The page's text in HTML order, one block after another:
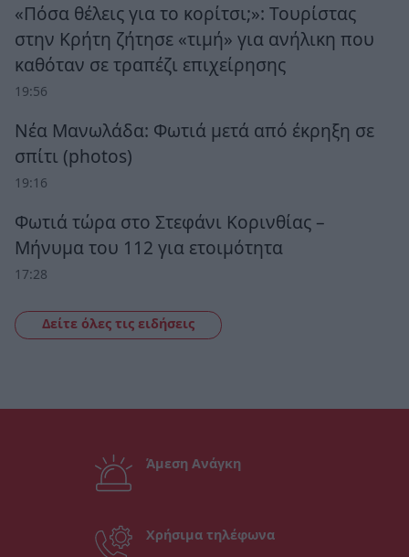
«Πόσα θέλεις για το κορίτσι;»: Τουρίστας
στην Κρήτη ζήτησε «τιμή» για ανήλικη που
καθόταν σε τραπέζι επιχείρησης
19:56
Νέα Μανωλάδα: Φωτιά μετά από έκρηξη σε
σπίτι (photos)
19:16
Φωτιά τώρα στο Στεφάνι Κορινθίας –
Μήνυμα του 112 για ετοιμότητα
17:28
Δείτε όλες τις ειδήσεις
Άμεση Ανάγκη
Χρήσιμα τηλέφωνα